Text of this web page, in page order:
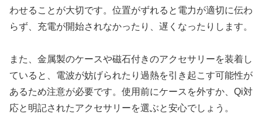
わせることが大切です。位置がずれると電力が適切に伝わ
らず、充電が開始されなかったり、遅くなったりします。
また、金属製のケースや磁石付きのアクセサリーを装着し
ていると、電波が妨げられたり過熱を引き起こす可能性が
あるため注意が必要です。使用前にケースを外すか、Qi対
応と明記されたアクセサリーを選ぶと安心でしょう。